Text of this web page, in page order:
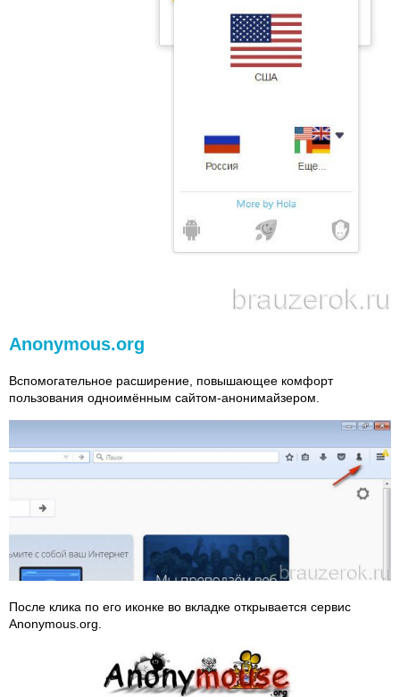
Anonymous.org
Вспомогательное расширение, повышающее комфорт
пользования одноимённым сайтом-анонимайзером.
После клика по его иконке во вкладке открывается сервис
Anonymous.org.